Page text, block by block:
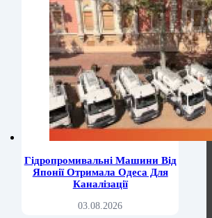
Гідропромивальні Машини Від
Японії Отримала Одеса Для
Каналізації
03.08.2026